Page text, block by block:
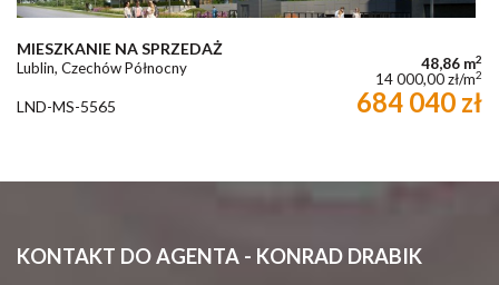
MIESZKANIE NA SPRZEDAŻ
Lublin, Czechów Północny 48,86 m2
14 000,00 zł/m2
LND-MS-5565 684 040 zł
KONTAKT DO AGENTA - KONRAD DRABIK